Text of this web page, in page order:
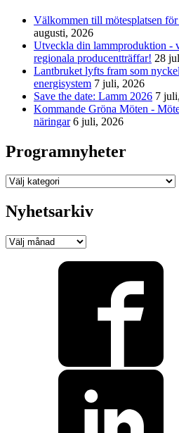
Välkommen till mötesplatsen
augusti, 2026
Utveckla din lammproduktion -
regionala producentträffar! 28
Lantbruket lyfts fram som
energisystem 7 juli, 2026
Save the date: Lamm 2026 7
Kommande Gröna Möten -
näringar 6 juli, 2026
Programnyheter
Programnyheter
Nyhetsarkiv
Nyhetsarkiv